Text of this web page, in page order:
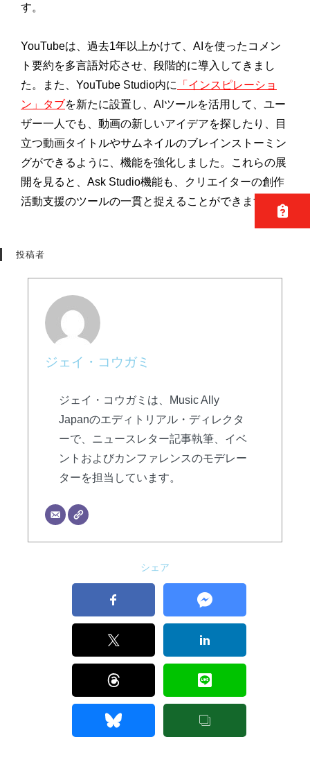
す。
YouTubeは、過去1年以上かけて、AIを使ったコメン
ト要約を多言語対応させ、段階的に導入してきまし
た。また、YouTube Studio内に
「インスピレーショ
ン」タブを新たに設置し、AIツールを活用して、ユー
ザー一人でも、動画の新しいアイデアを探したり、目
立つ動画タイトルやサムネイルのブレインストーミン
グができるように、機能を強化しました。これらの展
開を見ると、Ask Studio機能も、クリエイターの創作
活動支援のツールの一貫と捉えることができます。
投稿者
ジェイ・コウガミ
ジェイ・コウガミは、Music Ally
Japanのエディトリアル・ディレクタ
ーで、ニュースレター記事執筆、イベ
ントおよびカンファレンスのモデレー
ターを担当しています。
シェア